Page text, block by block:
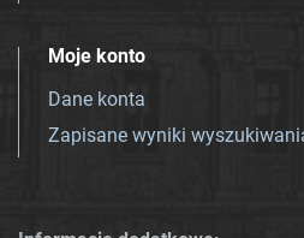
Moje konto
Dane konta
Zapisane wyniki